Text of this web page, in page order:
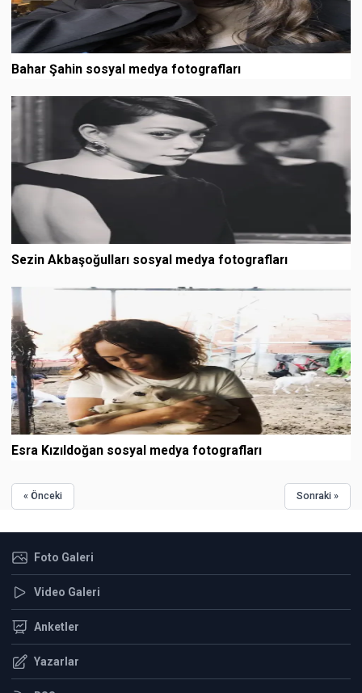
Bahar Şahin sosyal medya fotografları
Sezin Akbaşoğulları sosyal medya fotografları
Esra Kızıldoğan sosyal medya fotografları
« Önceki Sonraki »
Foto Galeri
Video Galeri
Anketler
Yazarlar